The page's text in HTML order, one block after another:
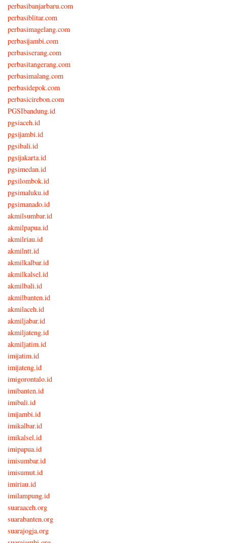
perbasibanjarbaru.com
perbasiblitar.com
perbasimagelang.com
perbasijambi.com
perbasiserang.com
perbasitangerang.com
perbasimalang.com
perbasidepok.com
perbasicirebon.com
PGSIbandung.id
pgsiaceh.id
pgsijambi.id
pgsibali.id
pgsijakarta.id
pgsimedan.id
pgsilombok.id
pgsimaluku.id
pgsimanado.id
akmilsumbar.id
akmilpapua.id
akmilriau.id
akmilntt.id
akmilkalbar.id
akmilkalsel.id
akmilbali.id
akmilbanten.id
akmilaceh.id
akmiljabar.id
akmiljateng.id
akmiljatim.id
imijatim.id
imijateng.id
imigorontalo.id
imibanten.id
imibali.id
imijambi.id
imikalbar.id
imikalsel.id
imipapua.id
imisumbar.id
imisumut.id
imiriau.id
imilampung.id
suaraaceh.org
suarabanten.org
suarajogja.org